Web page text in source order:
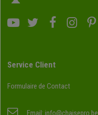
Service Client
Formulaire de Contact
Email: info@chaisepro.be